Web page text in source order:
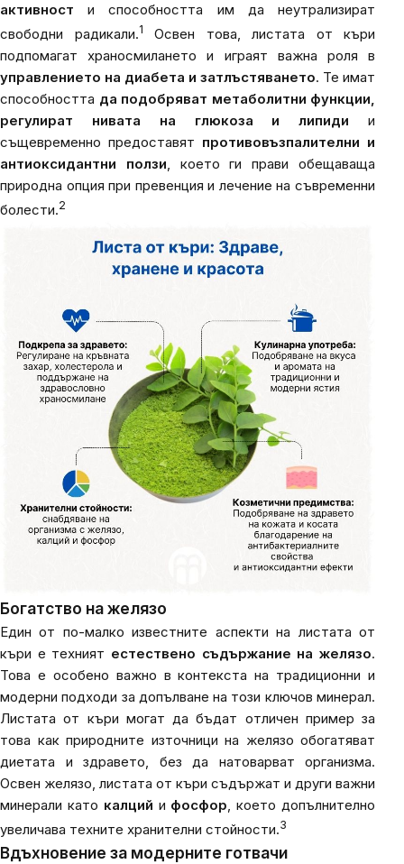
активност и способността им да неутрализират
свободни радикали.1
Освен това, листата от къри
подпомагат храносмилането и играят важна роля в
управлението на диабета и затлъстяването. Те имат
способността да подобряват метаболитни функции,
регулират нивата на глюкоза и липиди и
същевременно предоставят противовъзпалителни и
антиоксидантни ползи, което ги прави обещаваща
природна опция при превенция и лечение на съвременни
болести.2
Богатство на желязо
Един от по-малко известните аспекти на листата от
къри е техният естествено съдържание на желязо.
Това е особено важно в контекста на традиционни и
модерни подходи за допълване на този ключов минерал.
Листата от къри могат да бъдат отличен пример за
това как природните източници на желязо обогатяват
диетата и здравето, без да натоварват организма.
Освен желязо, листата от къри съдържат и други важни
минерали като калций и фосфор, което допълнително
увеличава техните хранителни стойности.3
Вдъхновение за модерните готвачи